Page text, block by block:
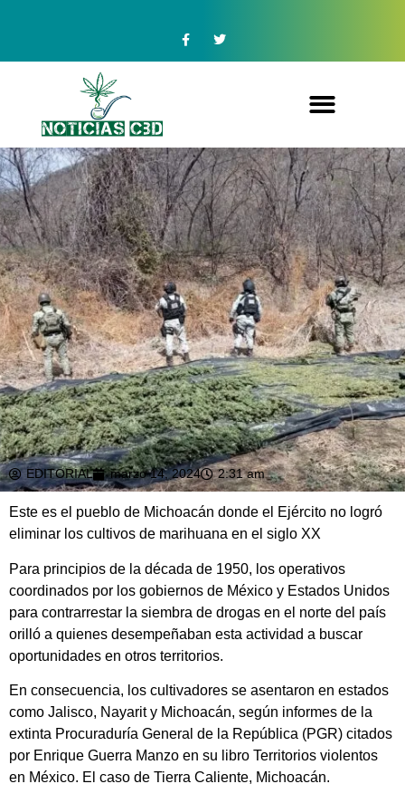
EDITORIAL marzo 14, 2024 2:31 am
Este es el pueblo de Michoacán donde el Ejército no logró
eliminar los cultivos de marihuana en el siglo XX
Para principios de la década de 1950, los operativos
coordinados por los gobiernos de México y Estados Unidos
para contrarrestar la siembra de drogas en el norte del país
orilló a quienes desempeñaban esta actividad a buscar
oportunidades en otros territorios.
En consecuencia, los cultivadores se asentaron en estados
como Jalisco, Nayarit y Michoacán, según informes de la
extinta Procuraduría General de la República (PGR) citados
por Enrique Guerra Manzo en su libro Territorios violentos
en México. El caso de Tierra Caliente, Michoacán.